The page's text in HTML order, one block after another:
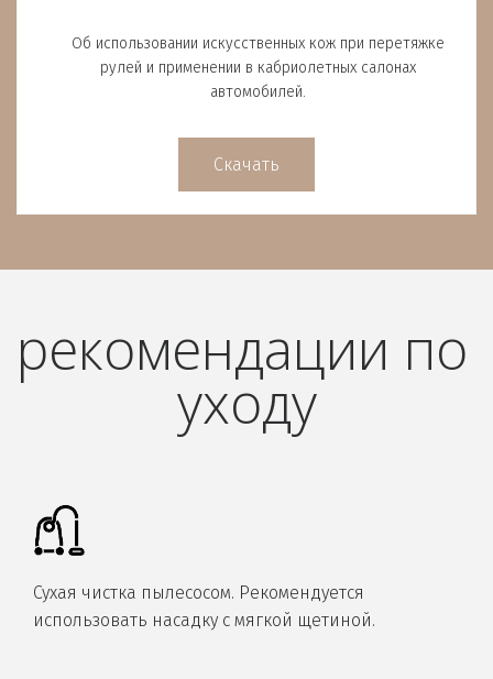
Об использовании искусственных кож при перетяжке
рулей и применении в кабриолетных салонах
автомобилей.
Скачать
рекомендации по
уходу
Сухая чистка пылесосом. Рекомендуется
использовать насадку с мягкой щетиной.